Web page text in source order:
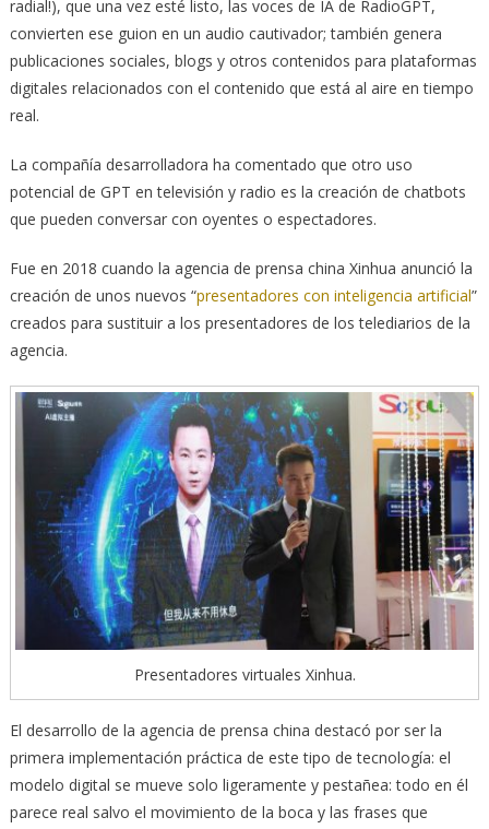
radial!), que una vez esté listo, las voces de IA de RadioGPT,
convierten ese guion en un audio cautivador; también genera
publicaciones sociales, blogs y otros contenidos para plataformas
digitales relacionados con el contenido que está al aire en tiempo
real.
La compañía desarrolladora ha comentado que otro uso
potencial de GPT en televisión y radio es la creación de chatbots
que pueden conversar con oyentes o espectadores.
Fue en 2018 cuando la agencia de prensa china Xinhua anunció la
creación de unos nuevos “presentadores con inteligencia artificial”
creados para sustituir a los presentadores de los telediarios de la
agencia.
Presentadores virtuales Xinhua.
El desarrollo de la agencia de prensa china destacó por ser la
primera implementación práctica de este tipo de tecnología: el
modelo digital se mueve solo ligeramente y pestañea: todo en él
parece real salvo el movimiento de la boca y las frases que